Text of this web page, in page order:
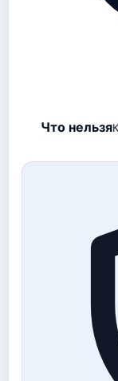
Что нельзя